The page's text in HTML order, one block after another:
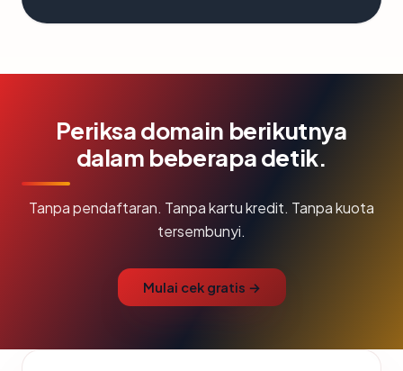
Periksa domain berikutnya
dalam beberapa detik.
Tanpa pendaftaran. Tanpa kartu kredit. Tanpa kuota
tersembunyi.
Mulai cek gratis →